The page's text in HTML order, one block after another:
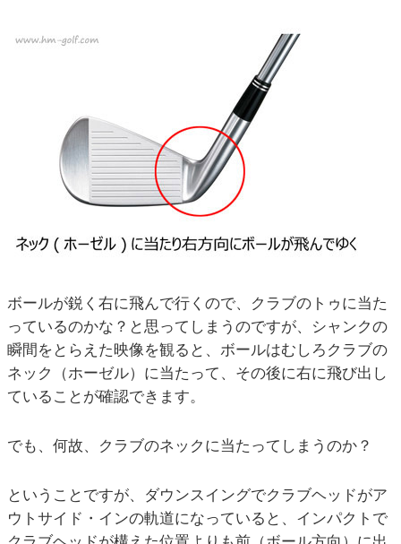
ボールが鋭く右に飛んで行くので、クラブのトゥに当た
っているのかな？と思ってしまうのですが、シャンクの
瞬間をとらえた映像を観ると、ボールはむしろクラブの
ネック（ホーゼル）に当たって、その後に右に飛び出し
ていることが確認できます。
でも、何故、クラブのネックに当たってしまうのか？
ということですが、ダウンスイングでクラブヘッドがア
ウトサイド・インの軌道になっていると、インパクトで